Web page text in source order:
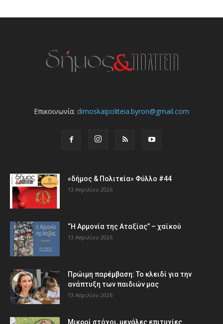
Επικοινωνία: dimoskaipoliteia.byron@gmail.com
«δήμος & Πολιτεία» Φύλλο #44
13 Απριλίου 2026
“Η Αρμονία της Αταξίας” – χαϊκού
13 Απριλίου 2026
Πρώιμη παρέμβαση: Το κλειδί για την
ανάπτυξη των παιδιών µας
13 Απριλίου 2026
Μικροί στόχοι, μεγάλες επιτυχίες